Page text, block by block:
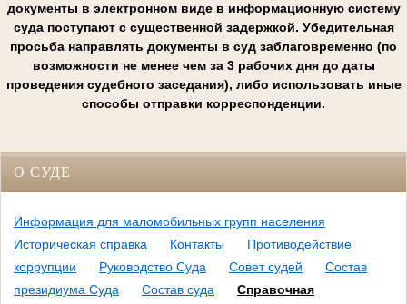
документы в электронном виде в информационную систему
суда поступают с существенной задержкой. Убедительная
просьба направлять документы в суд заблаговременно (по
возможности не менее чем за 3 рабочих дня до даты
проведения судебного заседания), либо использовать иные
способы отправки корреспонденции.
О СУДЕ
Информация для маломобильных групп населения
Историческая справка
Контакты
Противодействие
коррупции
Руководство Суда Совет судей
Состав
президиума Суда
Состав суда
Справочная